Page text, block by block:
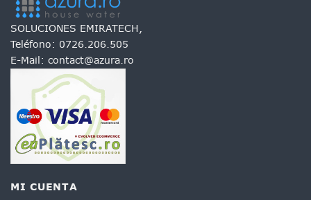
SOLUCIONES EMIRATECH,
Teléfono: 0726.206.505
E-Mail: contact@azura.ro
MI CUENTA